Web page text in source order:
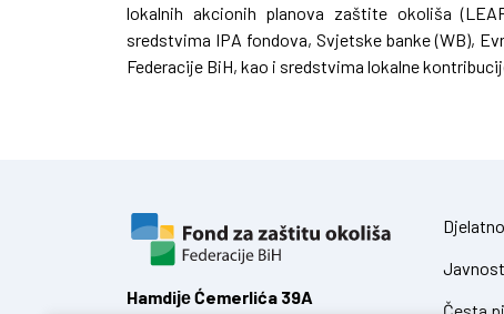
lokalnih akcionih planova zaštite okoliša
sredstvima IPA fondova, Svjetske banke (WB),
Federacije BiH, kao i sredstvima lokalne
Hamdiје Ćemerlića 39A